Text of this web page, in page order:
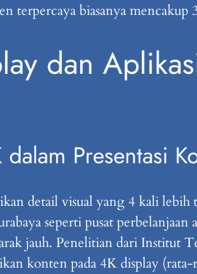
terpercaya biasanya
dan
Presentasi
detail visual yang 4 kali
seperti pusat
jauh. Penelitian dari
konten pada 4K display